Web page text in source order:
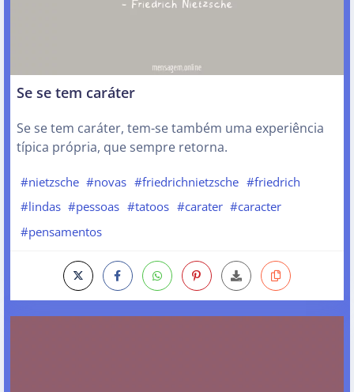
Se se tem caráter
Se se tem caráter, tem-se também uma experiência
típica própria, que sempre retorna.
#nietzsche #novas #friedrichnietzsche #friedrich
#lindas #pessoas #tatoos #carater #caracter
#pensamentos